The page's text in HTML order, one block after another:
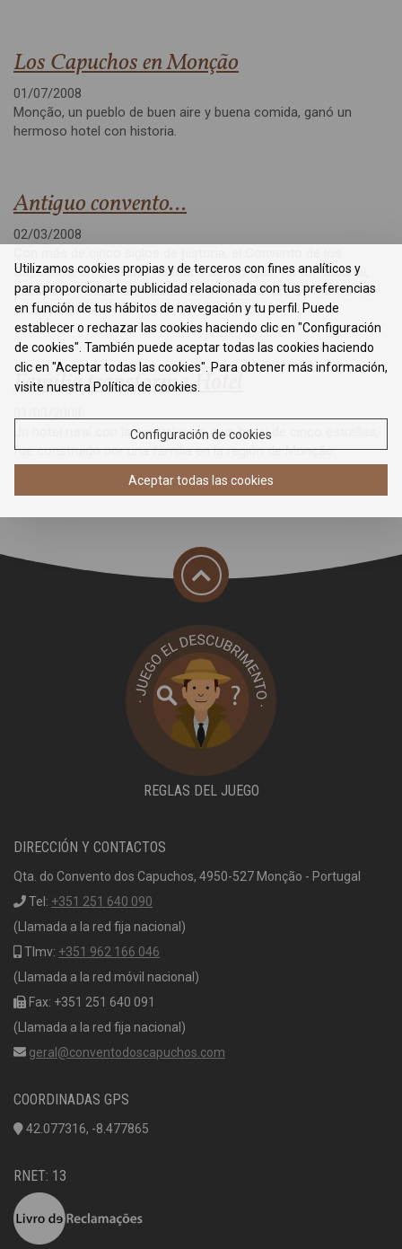
Los Capuchos en Monção
01/07/2008
Monção, un pueblo de buen aire y buena comida, ganó un
hermoso hotel con historia.
Antiguo convento...
02/03/2008
Capuchos, en el centro histórico de Monção, ha fue tribunal,
escuela e incluso una residencia privada, ahora se tranforma
en un hotel rural.
Familia transforma Hotel
Un hotel rural con la equivalencia a un hotel de cinco estrellas,
fue construido por una familia en la región de Monção,
aprovechando el antiguo convento del siglo XVI.
REGLAS DEL JUEGO
DIRECCIÓN Y CONTACTOS
Qta. do Convento dos Capuchos, 4950-527 Monção - Portugal
Tel: +351 251 640 090
(Llamada a la red fija nacional)
Tlmv: +351 962 166 046
(Llamada a la red móvil nacional)
Fax: +351 251 640 091
(Llamada a la red fija nacional)
geral@conventodoscapuchos.com
COORDINADAS GPS
42.077316, -8.477865
RNET: 13
Utilizamos cookies propias y de terceros con fines analíticos y
para proporcionarte publicidad relacionada con tus preferencias
en función de tus hábitos de navegación y tu perfil. Puede
establecer o rechazar las cookies haciendo clic en "Configuración
de cookies". También puede aceptar todas las cookies haciendo
clic en "Aceptar todas las cookies". Para obtener más información,
visite nuestra Política de cookies.
Configuración de cookies
Aceptar todas las cookies